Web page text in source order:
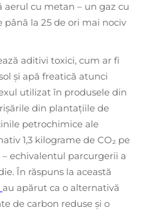
aerul cu metan – un gaz cu
până la 25 de ori mai nociv
aditivi toxici, cum ar fi
și apă freatică atunci
utilizat în produsele din
din plantațiile de
petrochimice ale
1,3 kilograme de CO₂ pe
echivalentul parcurgerii a
În răspuns la această
au apărut ca o alternativă
de carbon reduse și o